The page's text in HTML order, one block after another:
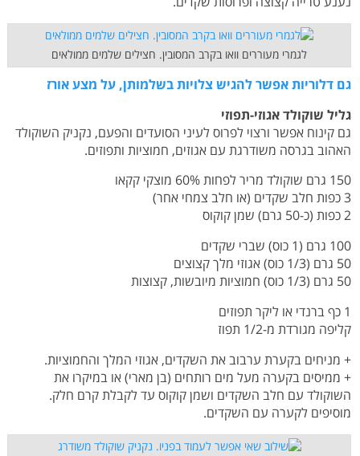
לגמרי מעוררים וואו בקרב המסובין. חצילים שלמים ממולאים
גם דלוריות אפשר להגיש צלויות בשלמותן, על מצע אורז
גליל שוקולד אגוזי-תפוזי
גם קינוח אפשר ורצוי לפרוס לעיני הסועדים והפעם, נקניק השוקולד
האהוב בגרסה משודרגת עם אגוזים, חמוציות ותפוזים.
150 גרם שוקולד מריר לפחות 60% מוצקי קקאו
3 כפות חלב שקדים (או חלב צמחי אחר)
2 כפות (כ-50 גרם) שמן קוקוס
100 גרם (1 כוס) שברי שקדים
50 גרם (1/3 כוס) אגוזי מלך קצוצים
50 גרם (1/3 כוס) חמוציות מיובשות, קצוצות
1 כף ברנדי או ליקר תפוזים
קליפה מגורדת מ-1/2 תפוז
+ מניחים בקערת ערבוב את השקדים, אגוזי המלך והחמוציות.
+ ממיסים בקערה מעל מים רותחים (בן מארי) או במיקרו את
השוקולד עם חלב השקדים ושמן קוקוס עד לקבלת קרם חלק.
מוסיפים לקערה עם השקדים.